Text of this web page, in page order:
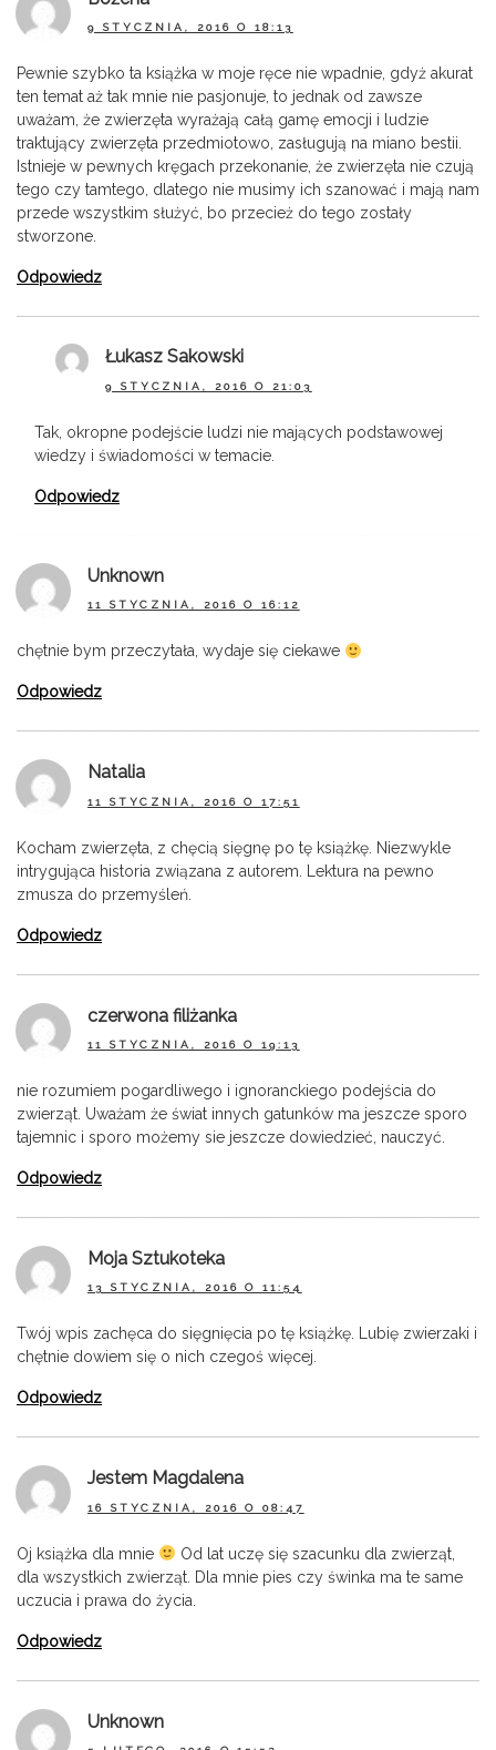
9 STYCZNIA, 2016 O 18:13
Pewnie szybko ta książka w moje ręce nie wpadnie, gdyż akurat
ten temat aż tak mnie nie pasjonuje, to jednak od zawsze
uważam, że zwierzęta wyrażają całą gamę emocji i ludzie
traktujący zwierzęta przedmiotowo, zasługują na miano bestii.
Istnieje w pewnych kręgach przekonanie, że zwierzęta nie czują
tego czy tamtego, dlatego nie musimy ich szanować i mają nam
przede wszystkim służyć, bo przecież do tego zostały
stworzone.
Odpowiedz
Łukasz Sakowski
9 STYCZNIA, 2016 O 21:03
Tak, okropne podejście ludzi nie mających podstawowej
wiedzy i świadomości w temacie.
Odpowiedz
Unknown
11 STYCZNIA, 2016 O 16:12
chętnie bym przeczytała, wydaje się ciekawe
Odpowiedz
Natalia
11 STYCZNIA, 2016 O 17:51
Kocham zwierzęta, z chęcią sięgnę po tę książkę. Niezwykle
intrygująca historia związana z autorem. Lektura na pewno
zmusza do przemyśleń.
Odpowiedz
czerwona filiżanka
11 STYCZNIA, 2016 O 19:13
nie rozumiem pogardliwego i ignoranckiego podejścia do
zwierząt. Uważam że świat innych gatunków ma jeszcze sporo
tajemnic i sporo możemy sie jeszcze dowiedzieć, nauczyć.
Odpowiedz
Moja Sztukoteka
13 STYCZNIA, 2016 O 11:54
Twój wpis zachęca do sięgnięcia po tę książkę. Lubię zwierzaki i
chętnie dowiem się o nich czegoś więcej.
Odpowiedz
Jestem Magdalena
16 STYCZNIA, 2016 O 08:47
Oj książka dla mnie
Od lat uczę się szacunku dla zwierząt,
dla wszystkich zwierząt. Dla mnie pies czy świnka ma te same
uczucia i prawa do życia.
Odpowiedz
Unknown